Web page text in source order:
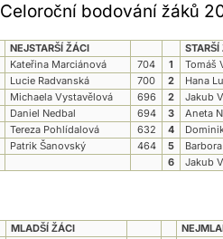
Celoroční bodování žáků
NEJSTARŠÍ ŽÁCI
STARŠÍ
Kateřina Marciánová 704 1
Tomáš
Lucie Radvanská 700 2
Hana
Michaela Vystavělová 696 2
Jakub
Daniel Nedbal 694 3
Aneta
Tereza Pohlídalová 632 4
Patrik Šanovský 464 5
6
Jakub
MLADŠÍ ŽÁCI